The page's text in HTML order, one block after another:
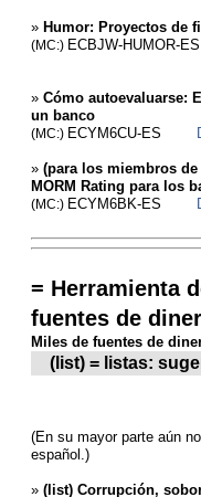
» Humor: Proyectos de
(MC:) ECBJW-HUMOR-
» Cómo autoevaluarse:
un banco
(MC:) ECYM6CU-ES
» (para los miembros
MORM Rating para los
(MC:) ECYM6BK-ES
= Herramienta
fuentes de
Miles de fuentes de
(list) = listas:
(En su mayor parte aún
español.)
» (list) Corrupción,